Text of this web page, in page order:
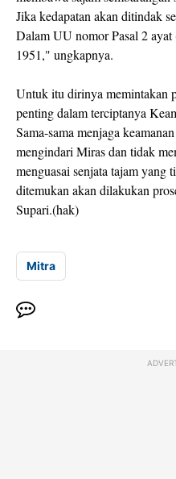
Jika kedapatan akan ditindak
Dalam UU nomor Pasal 2
1951," ungkapnya.
Untuk itu dirinya memintakan
penting dalam terciptanya
Sama-sama menjaga
mengindari Miras dan tidak
menguasai senjata tajam yang
ditemukan akan dilakukan
Supari.(hak)
Mitra